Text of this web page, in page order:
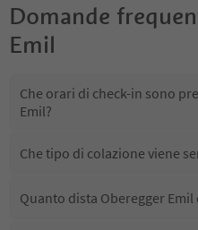
Domande
Emil
Che orari di check-in sono
Emil?
Che tipo di colazione viene
Quanto dista Oberegger